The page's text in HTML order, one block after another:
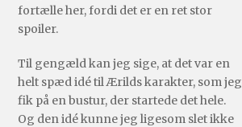
fortælle her, fordi det er en ret stor
spoiler.
Til gengæld kan jeg sige, at det var en
helt spæd idé til Ærilds karakter, som jeg
fik på en bustur, der startede det hele.
Og den idé kunne jeg ligesom slet ikke